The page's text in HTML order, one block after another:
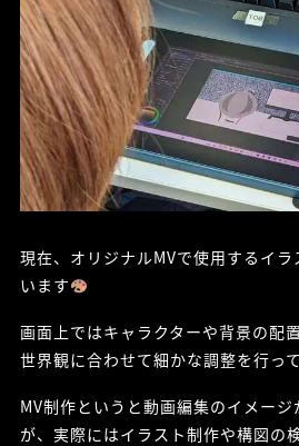
現在、オリジナルMVで使用するイ
います
画面上ではキャラクターや背景の配
世界観に合わせて細かな調整を行っ
MV制作というと動画編集のイメー
が、実際にはイラスト制作や構図の